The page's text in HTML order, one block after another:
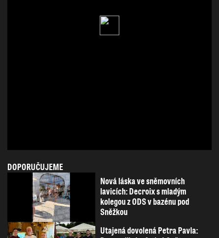
DOPORUČUJEME
Nová láska ve sněmovních
lavicích: Decroix s mladým
kolegou z ODS v bazénu pod
Sněžkou
Utajená dovolená Petra Pavla: